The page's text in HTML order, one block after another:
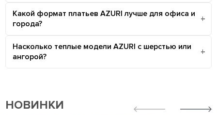
Какой формат платьев AZURI лучше для офиса и
города?
Насколько теплые модели AZURI с шерстью или
ангорой?
НОВИНКИ